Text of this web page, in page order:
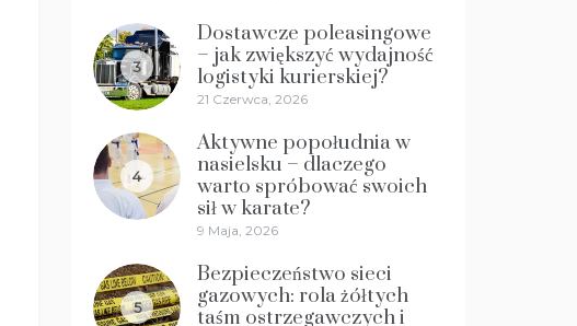
3
Dostawcze poleasingowe
– jak zwiększyć wydajność
logistyki kurierskiej?
21 Czerwca, 2026
4
Aktywne popołudnia w
nasielsku – dlaczego
warto spróbować swoich
sił w karate?
9 Maja, 2026
5
Bezpieczeństwo sieci
gazowych: rola żółtych
taśm ostrzegawczych i